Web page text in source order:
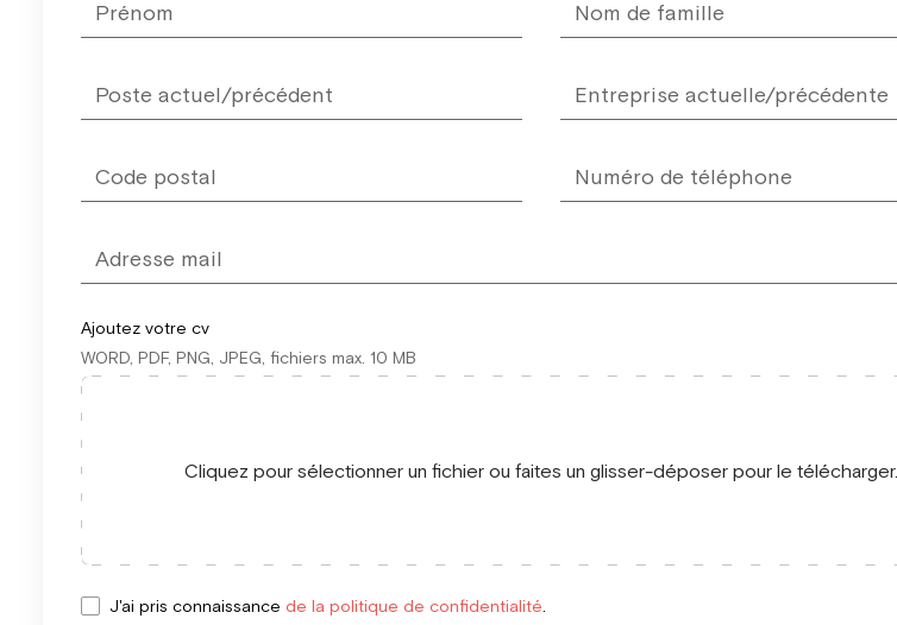
blank
Ajoutez votre cv
WORD, PDF, PNG, JPEG, fichiers max. 10 MB
Cliquez pour sélectionner un fichier ou faites un glisser-déposer pour le télécharger.
J'ai pris connaissance de la politique de confidentialité